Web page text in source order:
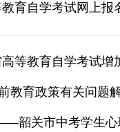
育自学考试网上报
等教育自学考试增
教育政策有关问题
韶关市中考学生